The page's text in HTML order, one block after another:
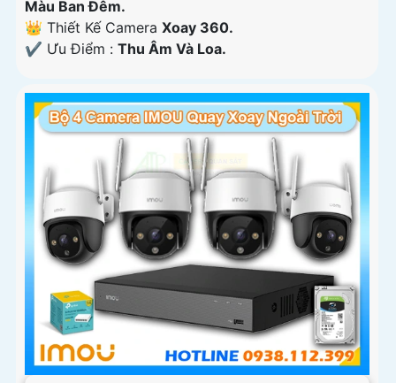
Màu Ban Ðêm.
👑 Thiết Kế Camera Xoay 360.
️✔️ Ưu Điểm : Thu Âm Và Loa.